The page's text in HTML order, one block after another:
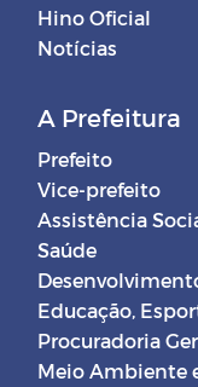
Hino Oficial
Notícias
A Prefeitura
Prefeito
Vice-prefeito
Assistência
Saúde
Educação,
Procuradoria
Meio Ambiente